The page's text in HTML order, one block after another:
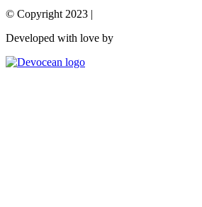
© Copyright 2023 |
Developed with love by